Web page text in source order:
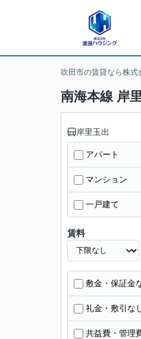
吹田市の賃貸なら株
南海本線 岸
岸里玉出
アパート
マンション
一戸建て
賃料
敷金・保証金
礼金・敷引な
共益費・管理